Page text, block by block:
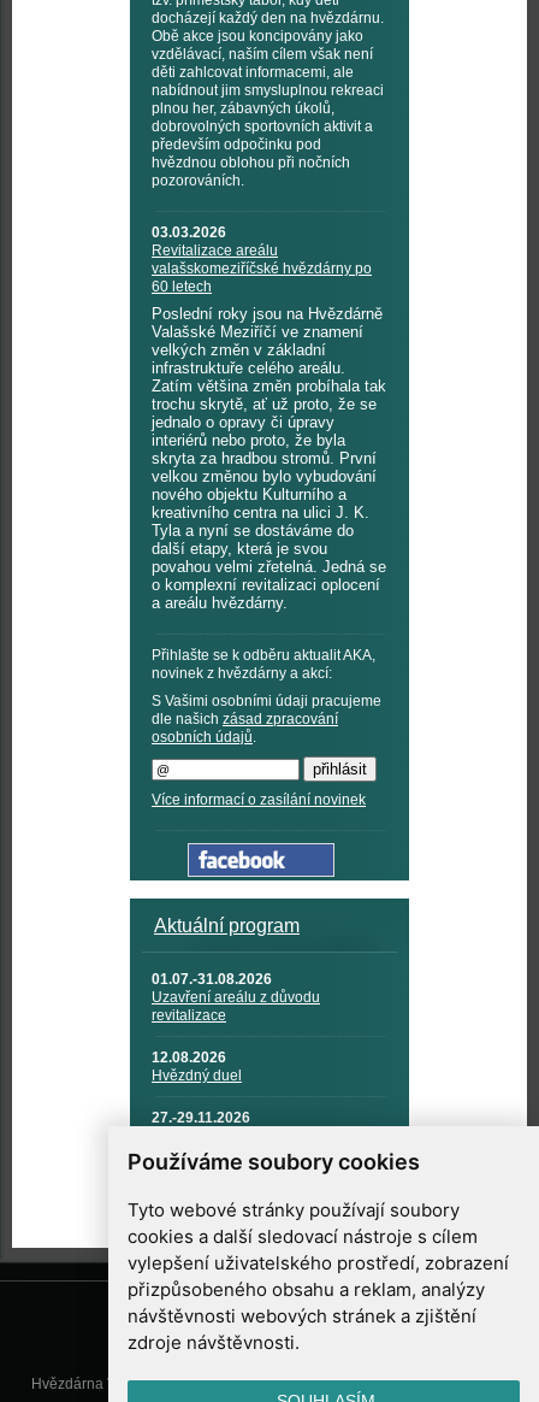
Používáme soubory cookies
Tyto webové stránky používají soubory
cookies a další sledovací nástroje s cílem
vylepšení uživatelského prostředí, zobrazení
přizpůsobeného obsahu a reklam, analýzy
návštěvnosti webových stránek a zjištění
zdroje návštěvnosti.
docházejí každý den na hvězdárnu.
Obě akce jsou koncipovány jako
vzdělávací, naším cílem však není
děti zahlcovat informacemi, ale
nabídnout jim smysluplnou rekreaci
plnou her, zábavných úkolů,
dobrovolných sportovních aktivit a
především odpočinku pod
hvězdnou oblohou při nočních
pozorováních.
03.03.2026
Revitalizace areálu
valašskomeziříčské hvězdárny po
60 letech
Poslední roky jsou na Hvězdárně
Valašské Meziříčí ve znamení
velkých změn v základní
infrastruktuře celého areálu.
Zatím většina změn probíhala tak
trochu skrytě, ať už proto, že se
jednalo o opravy či úpravy
interiérů nebo proto, že byla
skryta za hradbou stromů. První
velkou změnou bylo vybudování
nového objektu Kulturního a
kreativního centra na ulici J. K.
Tyla a nyní se dostáváme do
další etapy, která je svou
povahou velmi zřetelná. Jedná se
o komplexní revitalizaci oplocení
a areálu hvězdárny.
Přihlašte se k odběru aktualit AKA,
novinek z hvězdárny a akcí:
S Vašimi osobními údaji pracujeme
dle našich zásad zpracování
osobních údajů.
Více informací o zasílání novinek
Aktuální program
01.07.-31.08.2026
Uzavření areálu z důvodu
revitalizace
12.08.2026
Hvězdný duel
27.-29.11.2026
TECHNIKA A KOSMICKÉ
TECHNOLOGIE
Hvězdárna Valašské Meziříčí, příspěvková organizace, Vsetínská 78, 757